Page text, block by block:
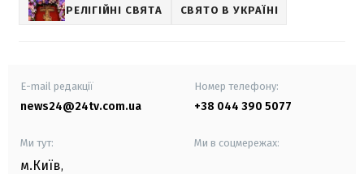
РЕЛІГІЙНІ СВЯТА СВЯТО В УКРАЇНІ
E-mail редакції
news24@24tv.com.ua
Номер телефону:
+38 044 390 5077
Ми тут:
м.Київ,
Ми в соцмережах: